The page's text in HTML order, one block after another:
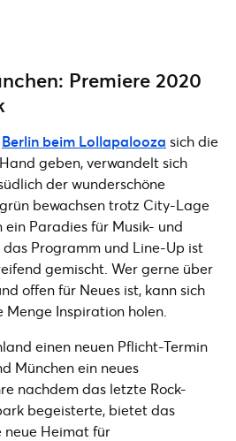
Premiere 2020
Berlin beim Lollapalooza sich die
geben, verwandelt sich
der wunderschöne
bewachsen trotz City-Lage
Paradies für Musik- und
Programm und Line-Up ist
gemischt. Wer gerne über
offen für Neues ist, kann sich
Inspiration holen.
einen neuen Pflicht-Termin
München ein neues
nachdem das letzte Rock-
begeisterte, bietet das
neue Heimat für